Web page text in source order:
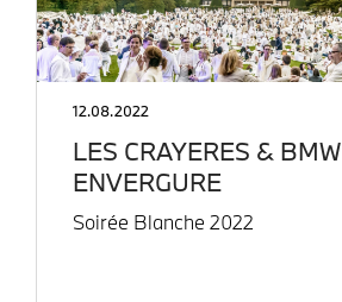
12.08.2022
LES CRAYERES & BMW
ENVERGURE
Soirée Blanche 2022